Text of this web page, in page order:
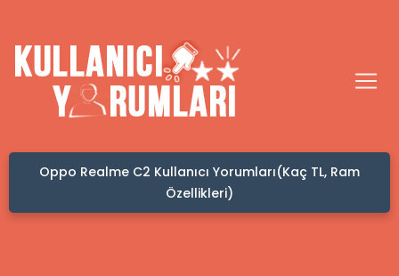
Kullanıcı Yorumları(Kaç TL, Ram
Kafadan Hacamat